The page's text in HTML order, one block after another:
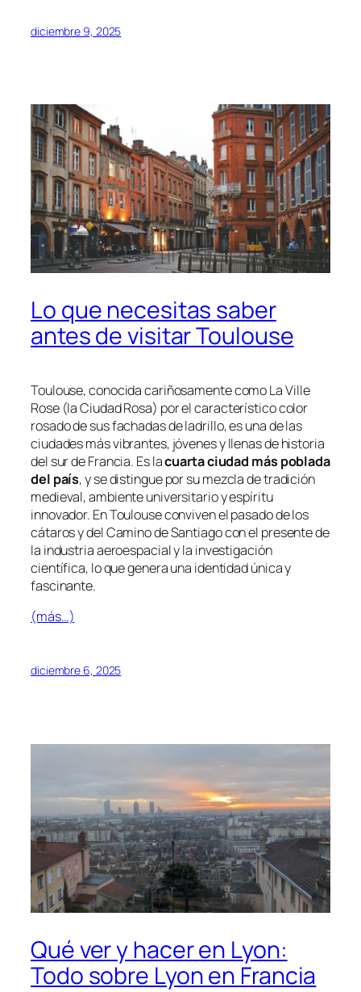
diciembre 9, 2025
Lo que necesitas saber
antes de visitar Toulouse
Toulouse, conocida cariñosamente comoLa Ville
Rose(la Ciudad Rosa) por el característico color
rosado de sus fachadas de ladrillo, es una de las
ciudades más vibrantes, jóvenes y llenas de historia
del sur de Francia. Es lacuarta ciudad más poblada
del país, y se distingue por su mezcla de tradición
medieval, ambiente universitario y espíritu
innovador. En Toulouse conviven el pasado de los
cátaros y del Camino de Santiago con el presente de
la industria aeroespacial y la investigación
científica, lo que genera una identidad única y
fascinante.
(más…)
diciembre 6, 2025
Qué ver y hacer en Lyon:
Todo sobre Lyon en Francia